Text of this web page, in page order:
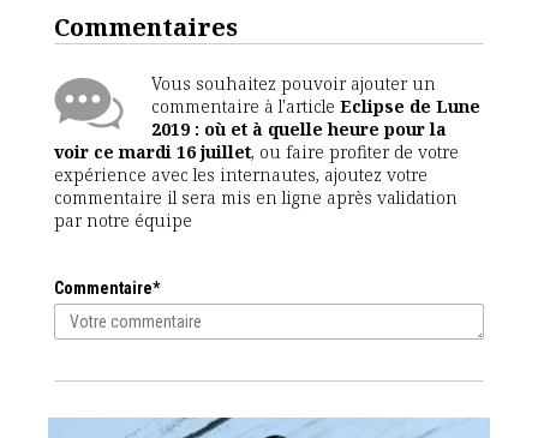
Commentaires
Vous souhaitez pouvoir ajouter un
commentaire à l'article Eclipse de Lune
2019 : où et à quelle heure pour la
voir ce mardi 16 juillet, ou faire profiter de votre
expérience avec les internautes, ajoutez votre
commentaire il sera mis en ligne après validation
par notre équipe
Commentaire*